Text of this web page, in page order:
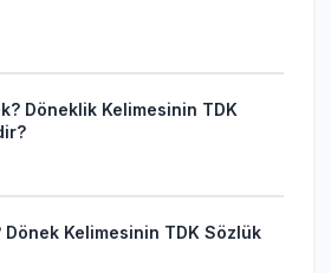
Döneklik Kelimesinin TDK
Dönek Kelimesinin TDK Sözlük